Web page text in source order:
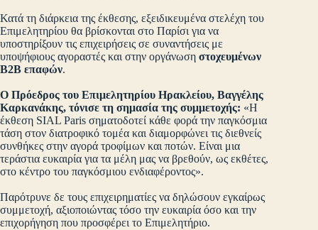
Κατά τη διάρκεια της έκθεσης, εξειδικευμένα στελέχη του
Επιμελητηρίου θα βρίσκονται στο Παρίσι για να
υποστηρίξουν τις επιχειρήσεις σε συναντήσεις με
υποψήφιους αγοραστές και στην οργάνωση στοχευμένων
B2B επαφών.
Ο Πρόεδρος του Επιμελητηρίου Ηρακλείου, Βαγγέλης
Καρκανάκης, τόνισε τη σημασία της συμμετοχής: «Η
έκθεση SIAL Paris σηματοδοτεί κάθε φορά την παγκόσμια
τάση στον διατροφικό τομέα και διαμορφώνει τις διεθνείς
συνθήκες στην αγορά τροφίμων και ποτών. Είναι μια
τεράστια ευκαιρία για τα μέλη μας να βρεθούν, ως εκθέτες,
στο κέντρο του παγκόσμιου ενδιαφέροντος».
Παρότρυνε δε τους επιχειρηματίες να δηλώσουν εγκαίρως
συμμετοχή, αξιοποιώντας τόσο την ευκαιρία όσο και την
επιχορήγηση που προσφέρει το Επιμελητήριο.